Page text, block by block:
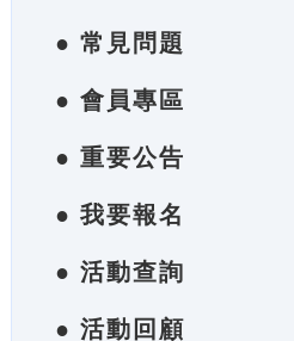
● 常見問題
● 會員專區
● 重要公告
● 我要報名
● 活動查詢
● 活動回顧